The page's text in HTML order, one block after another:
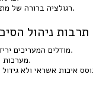
רגולציה ברורה של מתודולוגיית השומה.
תרבות ניהול
מודלים המעריכים ירידות ערך עתידיות.
מערכות התרעה מוקדמות.